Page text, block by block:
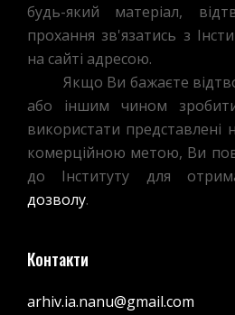
будь-який матеріал,
прохання зв'язатись з
на сайті адресою.
Якщо Ви бажаєте
або іншим чином
використати представлені
комерційною метою, Ви
до Інституту для
дозволу.
Контакти
arhiv.ia.nanu@gmail.com